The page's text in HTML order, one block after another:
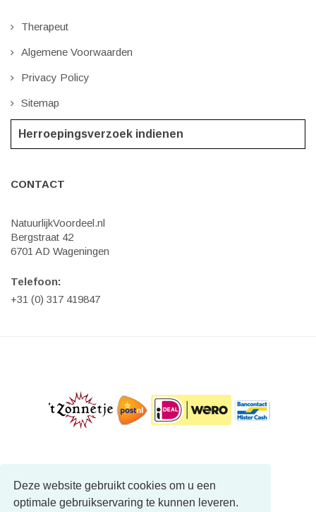
Deze website gebruikt cookies om u een
optimale gebruikservaring te kunnen leveren.
Therapeut
Algemene Voorwaarden
Privacy Policy
Sitemap
Herroepingsverzoek indienen
CONTACT
NatuurlijkVoordeel.nl
Bergstraat 42
6701 AD Wageningen
Telefoon:
+31 (0) 317 419847